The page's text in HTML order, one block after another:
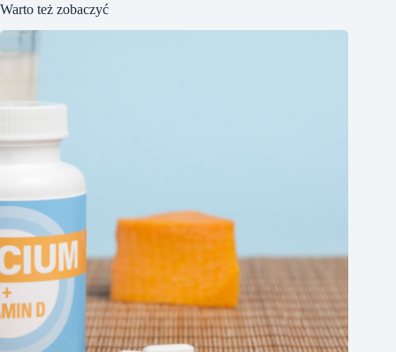
Warto też zobaczyć